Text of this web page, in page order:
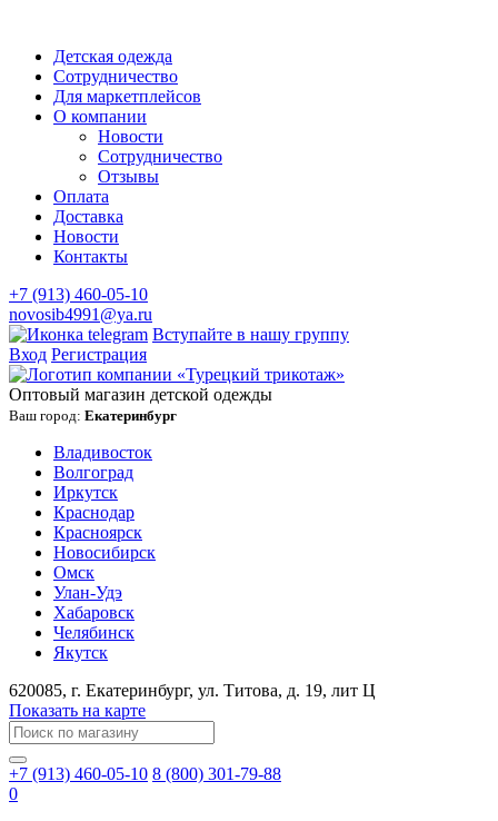
Детская одежда
Сотрудничество
Для маркетплейсов
О компании
Новости
Сотрудничество
Отзывы
Оплата
Доставка
Новости
Контакты
+7 (913) 460-05-10
novosib4991@ya.ru
Вступайте в нашу группу
Вход Регистрация
Оптовый магазин детской одежды
Ваш город: Екатеринбург
Владивосток
Волгоград
Иркутск
Краснодар
Красноярск
Новосибирск
Омск
Улан-Удэ
Хабаровск
Челябинск
Якутск
620085, г. Екатеринбург, ул. ​Титова, д. 19, лит Ц
Показать на карте
+7 (913) 460-05-10 8 (800) 301-79-88
0